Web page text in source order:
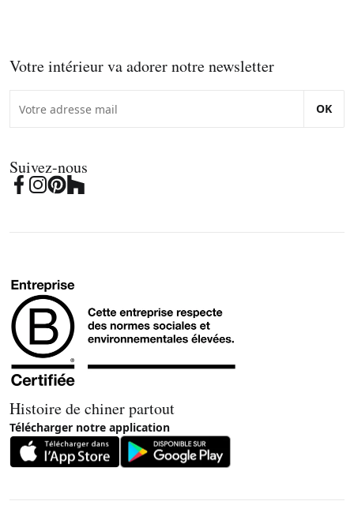
Votre intérieur va adorer notre newsletter
OK
Suivez-nous
Histoire de chiner partout
Télécharger notre application